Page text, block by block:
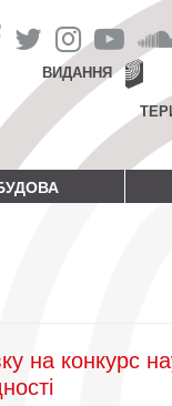
ВИДАННЯ
на конкурс